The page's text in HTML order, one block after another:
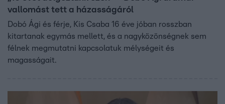
vallomást tett a házasságáról
Dobó Ági és férje, Kis Csaba 16 éve jóban rosszban
kitartanak egymás mellett, és a nagyközönségnek sem
félnek megmutatni kapcsolatuk mélységeit és
magasságait.